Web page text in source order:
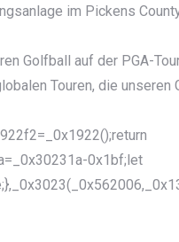
im Pickens
Golfball auf der PGA-
Touren, die unseren
0x1bf;let